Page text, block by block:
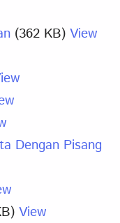
(362 KB) View
Dengan Pisang
View